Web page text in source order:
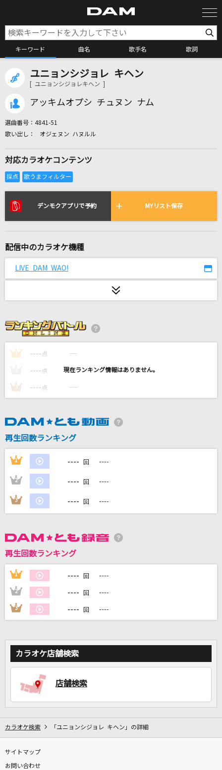
キーワード 曲名 歌手名 歌詞
カラオケ検索
リアルタイムで歌われている曲の一覧
抱きしめてシュヴァルツ
[生音]メリッサ
[生音]366日
HY
ョン)
米津玄師
[生音]いとしのエリー
サザンオールスターズ
メリトクラシー
ローレライ(歌:水上スイ)
のびしろ
Creepy Nuts
ジャックポットサッドガール
syudou
ハイライト・ハイライト
the peggies
もっと見る
DAMの新曲・ランキングなど
ユニョンシジョレ キヘン
[ ユニョンシジョレキヘン ]
アッキムオプシ チュヌン ナム
選曲番号： 4841-51
オジェヌン ハヌルル
対応カラオケコンテンツ
デンモクアプリで予約 MYリスト保存
配信中のカラオケ機種
LIVE DAM WAO!
1 ---- 点 ----
---- 点 ----
3 ---- 点 ----
再生回数ランキング
1 ---- 回 ----
2 ---- 回 ----
3 ---- 回 ----
再生回数ランキング
1 ---- 回 ----
2 ---- 回 ----
3 ---- 回 ----
カラオケ店舗検索
店舗検索
カラオケ検索 「ユニョンシジョレ キヘン」の詳細
サイトマップ
お問い合わせ